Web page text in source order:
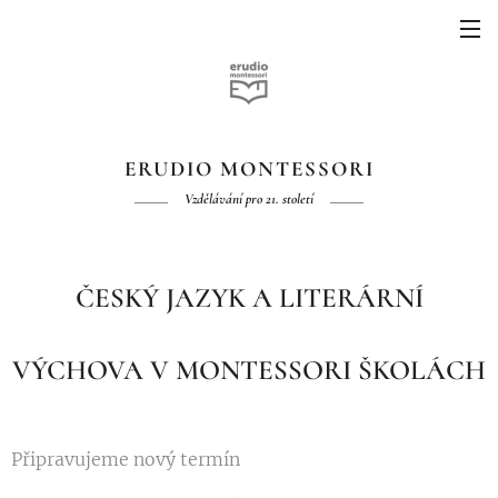
ERUDIO MONTESSORI
Vzdělávání pro 21. století
ČESKÝ JAZYK A LITERÁRNÍ
VÝCHOVA V MONTESSORI ŠKOLÁCH
Připravujeme nový termín